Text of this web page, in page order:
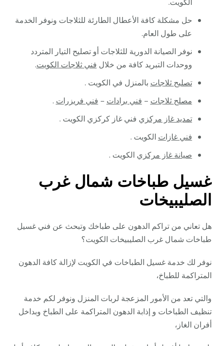
حل مشكلة كافة الأعطال الطارئة للثلاجات ونوفر الخدمة
على طول العام.
نوفر الصيانة الدورية للثلاجات أو تصليح التيار المتردد
ووحدات التبريد كافة من خلال فني ثلاجات الكويت.
تصليح ثلاجات بالمنزل في الكويت .
مصلح ثلاجات – فني برادات – فني فريزرات .
تمديد غاز مركزي فني غاز كركزي الكويت .
فني غازات الكويت .
صيانة غاز مركزي الكويت .
غسيل طباخات شمال غرب
الصليبيخات
هل تعاني من تراكم الدهون على طباخك وتبحث عن فني غسيل
طباخات شمال غرب الصليبيخات الكويت؟
نوفر لك خدمة غسيل الطباخات في الكويت لإزالة كافة الدهون
المتراكمة للطباخ،
والتي تعد من الأمور المزعجة لربات المنزل ونوفر لكم خدمة
تنظيف الطباخات و إذابة الدهون المتراكمة على الطباخ وبداخل
أفران الغاز،